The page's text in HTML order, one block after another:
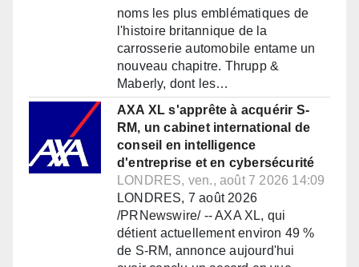
noms les plus emblématiques de
l'histoire britannique de la
carrosserie automobile entame un
nouveau chapitre. Thrupp &
Maberly, dont les…
AXA XL s'apprête à acquérir S-
RM, un cabinet international de
conseil en intelligence
d'entreprise et en cybersécurité
LONDRES, ven., août 7 2026 14:09
LONDRES, 7 août 2026
/PRNewswire/ -- AXA XL, qui
détient actuellement environ 49 %
de S-RM, annonce aujourd'hui